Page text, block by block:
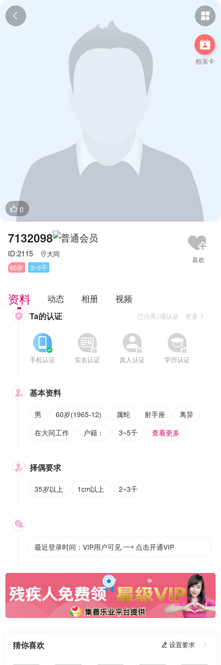
 

相亲卡
 0
7132098
ID:2115 大同
60岁
3~5千
资料 动态 相册 视频
 Ta的认证 已点亮1项认证 更多


手机认证


实名认证


真人认证


学历认证
 基本资料
男 60岁(1965-12) 属蛇 射手座
离异
在大同工作
户籍： 3~5千 查看更多
 择偶要求
35岁以上 1cm以上 2~3千

最近登录时间：VIP用户可见  点击开通VIP
猜你喜欢  设置要求 